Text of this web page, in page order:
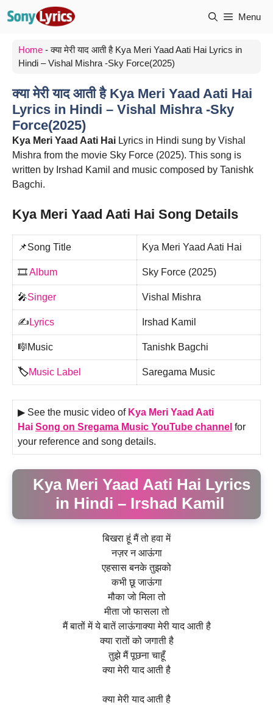
Menu
Home -क्या मेरी याद आती है Kya Meri Yaad Aati Hai Lyrics in
Hindi – Vishal Mishra -Sky Force(2025)
क्या मेरी याद आती है Kya Meri Yaad Aati Hai
Lyrics in Hindi – Vishal Mishra -Sky
Force(2025)
Kya Meri Yaad Aati Hai Lyrics in Hindi sung by Vishal
Mishra from the movie Sky Force (2025). This song is
written by Irshad Kamil and music composed by Tanishk
Bagchi.
Kya Meri Yaad Aati Hai Song Details
📌Song Title Kya Meri Yaad Aati Hai
🎞️Album Sky Force (2025)
🎤Singer Vishal Mishra
✍️ Lyrics Irshad Kamil
🎼Music Tanishk Bagchi
🏷️Music Label Saregama Music
▶ See the music video ofKya Meri Yaad Aati
Hai Song on Sregama Music YouTube channel for
your reference and song details.
Kya Meri Yaad Aati Hai Lyrics
in Hindi – Irshad Kamil
बिखरा हूं मैं तो हवा में
नज़र न आऊंगा
एहसास बनके तुझको
कभी छू जाऊंगा
मौका जो मिला तो
मीता जो फासला तो
मैं बातों में ये बातें लाऊंगाक्या मेरी याद आती है
क्या रातों को जगाती है
तुझे मैं पूछना चाहूँ
क्या मेरी याद आती है
क्या मेरी याद आती है